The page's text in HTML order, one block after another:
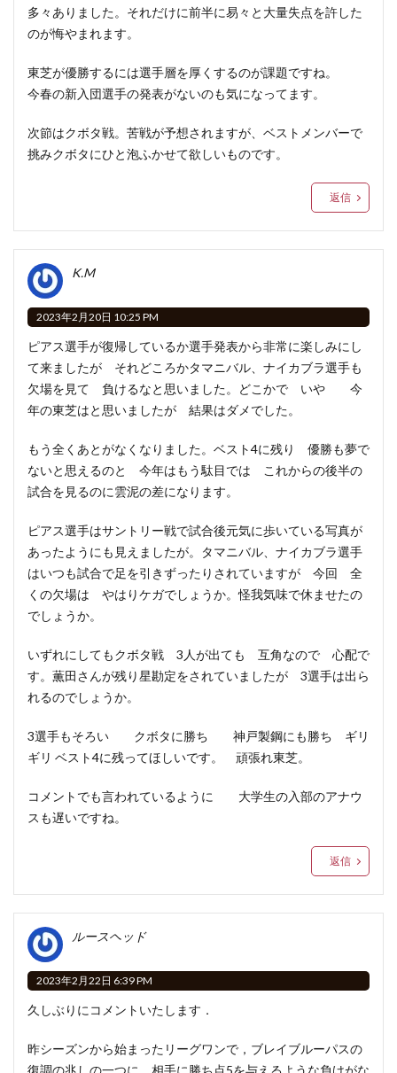
多々ありました。それだけに前半に易々と大量失点を許した
のが悔やまれます。
東芝が優勝するには選手層を厚くするのが課題ですね。
今春の新入団選手の発表がないのも気になってます。
次節はクボタ戦。苦戦が予想されますが、ベストメンバーで
挑みクボタにひと泡ふかせて欲しいものです。
返信
K.M
2023年2月20日 10:25 PM
ピアス選手が復帰しているか選手発表から非常に楽しみにし
て来ましたが それどころかタマニバル、ナイカブラ選手も
欠場を見て 負けるなと思いました。どこかで いや 今
年の東芝はと思いましたが 結果はダメでした。
もう全くあとがなくなりました。ベスト4に残り 優勝も夢で
ないと思えるのと 今年はもう駄目では これからの後半の
試合を見るのに雲泥の差になります。
ピアス選手はサントリー戦で試合後元気に歩いている写真が
あったようにも見えましたが。タマニバル、ナイカブラ選手
はいつも試合で足を引きずったりされていますが 今回 全
くの欠場は やはりケガでしょうか。怪我気味で休ませたの
でしょうか。
いずれにしてもクボタ戦 3人が出ても 互角なので 心配で
す。薫田さんが残り星勘定をされていましたが 3選手は出ら
れるのでしょうか。
3選手もそろい クボタに勝ち 神戸製鋼にも勝ち ギリ
ギリ ベスト4に残ってほしいです。 頑張れ東芝。
コメントでも言われているように 大学生の入部のアナウ
スも遅いですね。
返信
ルースヘッド
2023年2月22日 6:39 PM
久しぶりにコメントいたします．
昨シーズンから始まったリーグワンで，ブレイブルーパスの